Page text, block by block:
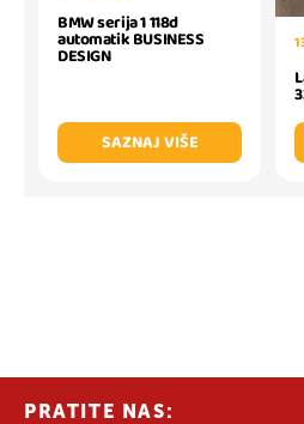
BMW serija 1 118d
automatik BUSINESS
DESIGN
SAZNAJ VIŠE
PRATITE NAS: